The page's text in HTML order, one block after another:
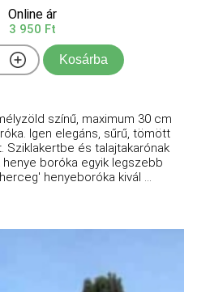
Online ár
3 950 Ft
Kosárba
színű, maximum 30 cm
Igen elegáns, sűrű, tömött
Sziklakertbe és talajtakarónak
henye boróka egyik legszebb
henyeboróka kivál ...